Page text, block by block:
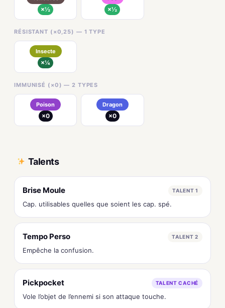
×½ ×½
RÉSISTANT (×0,25) — 1 TYPE
Insecte
×¼
IMMUNISÉ (×0) — 2 TYPES
Poison
×0
Dragon
×0
Talents
Brise Moule TALENT 1
Cap. utilisables quelles que soient les cap. spé.
Tempo Perso TALENT 2
Empêche la confusion.
Pickpocket TALENT CACHÉ
Vole l’objet de l’ennemi si son attaque touche.